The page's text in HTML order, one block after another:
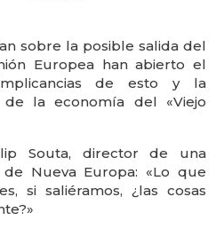
sobre la posible salida del
Europea han abierto el
de esto y la
la economía del «Viejo
Souta, director de una
Nueva Europa: «Lo que
si saliéramos, ¿las cosas